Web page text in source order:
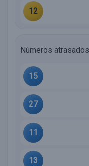
12
Números atrasados
15
27
11
13